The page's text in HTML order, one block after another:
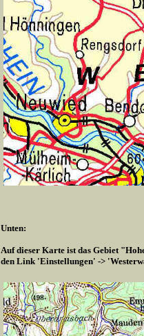
Unten:
Auf dieser Karte ist das Gebiet
den Link 'Einstellungen' ->